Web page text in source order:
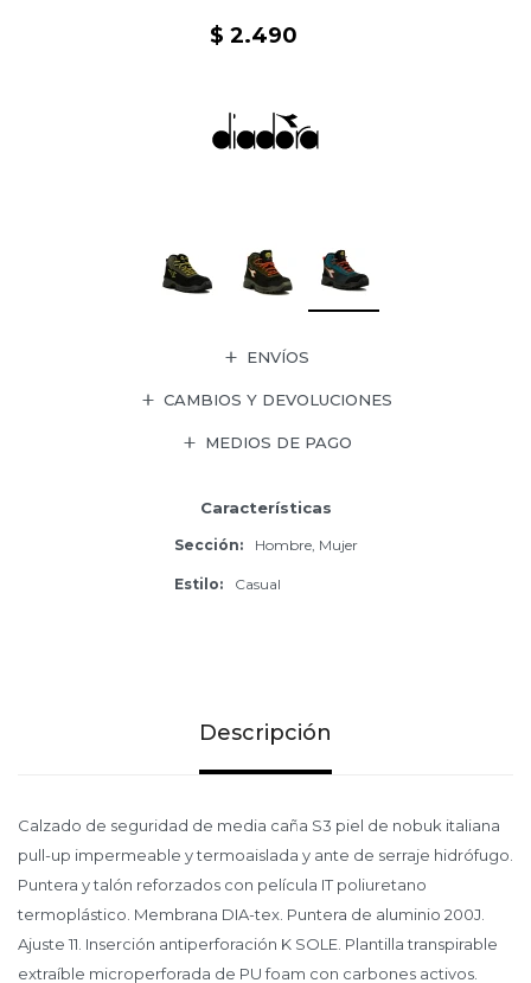
$ 2.490
ENVÍOS
CAMBIOS Y DEVOLUCIONES
MEDIOS DE PAGO
Características
Sección Hombre, Mujer
Estilo Casual
Descripción
Calzado de seguridad de media caña S3 piel de nobuk italiana
pull-up impermeable y termoaislada y ante de serraje hidrófugo.
Puntera y talón reforzados con película IT poliuretano
termoplástico. Membrana DIA-tex. Puntera de aluminio 200J.
Ajuste 11. Inserción antiperforación K SOLE. Plantilla transpirable
extraíble microperforada de PU foam con carbones activos.